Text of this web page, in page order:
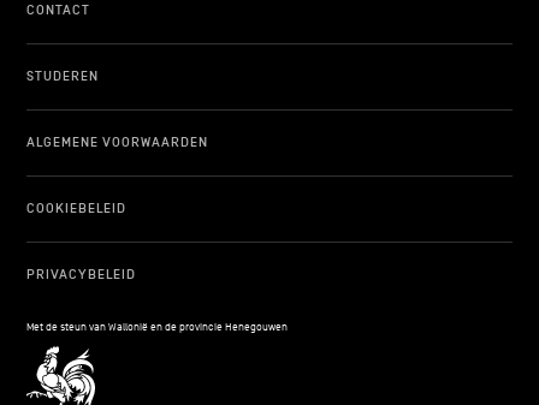
CONTACT
STUDEREN
ALGEMENE VOORWAARDEN
COOKIEBELEID
PRIVACYBELEID
Met de steun van Wallonië en de provincie Henegouwen